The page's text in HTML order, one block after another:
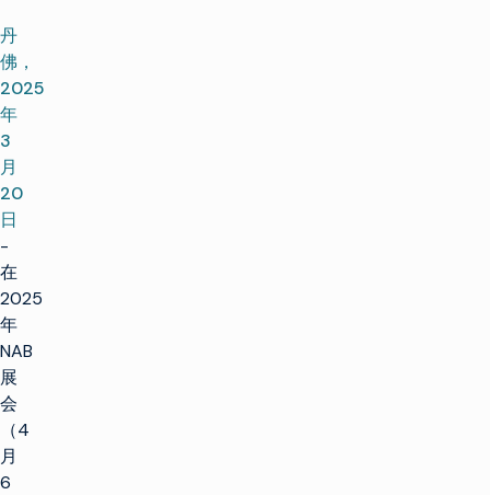
丹
佛，
2025
年
3
月
20
日
-
在
2025
年
NAB
展
会
（4
月
6